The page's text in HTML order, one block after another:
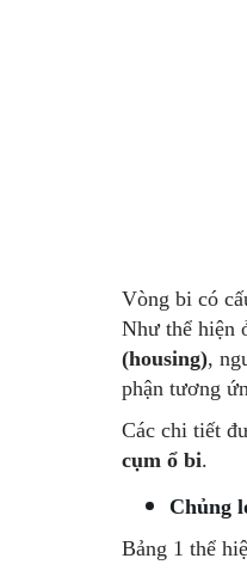
Vòng bi có
Như thể hiện
(housing),
phận tương
Các chi tiết
cụm ổ bi.
Chủng
Bảng 1 thể